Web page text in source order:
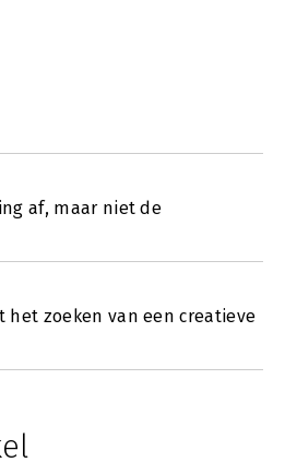
af, maar niet de
het zoeken van een creatieve